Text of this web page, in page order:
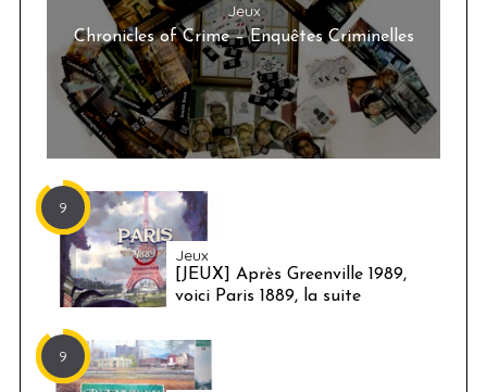
Jeux
Chronicles of Crime – Enquêtes Criminelles
9
Jeux
[JEUX] Après Greenville 1989,
voici Paris 1889, la suite
9